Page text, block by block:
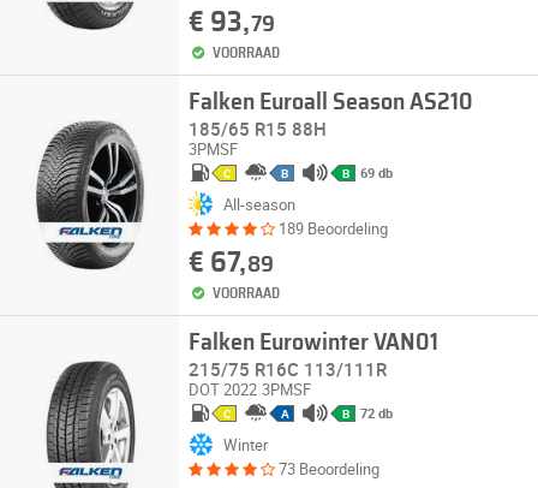
€ 93,79
VOORRAAD
Falken Euroall Season AS210
185/65 R15 88H
3PMSF
C B B 69 db
All-season
189 Beoordeling
€ 67,89
VOORRAAD
Falken Eurowinter VAN01
215/75 R16C 113/111R
DOT 2022 3PMSF
C A B 72 db
Winter
73 Beoordeling